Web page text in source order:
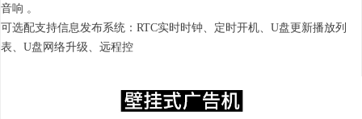
音响 。
可选配支持信息发布系统：RTC实时时钟、定时开机、U盘更新播放列
表、U盘网络升级、远程控